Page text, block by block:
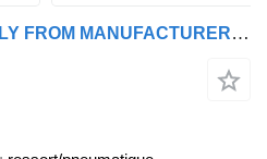
Lider 2026 NEW DIRECTLY FROM MANUFACTURER STOCKS READY IN STOCKS